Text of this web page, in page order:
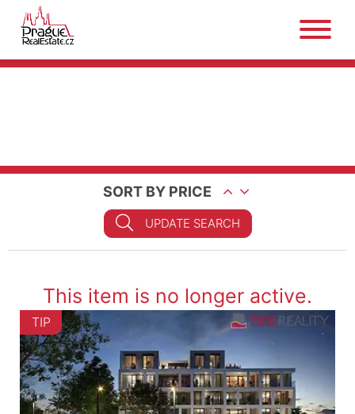
SORT BY PRICE
UPDATE SEARCH
This item is no longer active.
TIP